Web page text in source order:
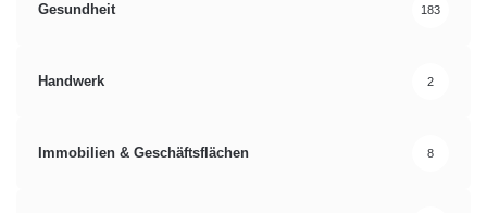
Gesundheit 183
Handwerk 2
Immobilien & Geschäftsflächen 8